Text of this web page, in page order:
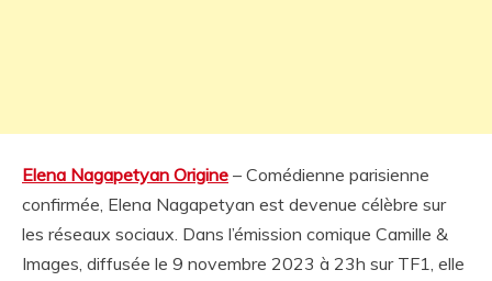
Elena Nagapetyan Origine – Comédienne parisienne
confirmée, Elena Nagapetyan est devenue célèbre sur
les réseaux sociaux. Dans l’émission comique Camille &
Images, diffusée le 9 novembre 2023 à 23h sur TF1, elle